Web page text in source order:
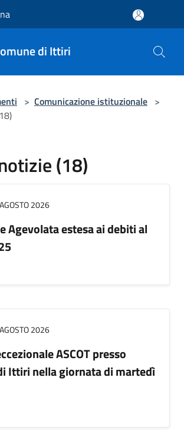
di Ittiri
> Comunicazione istituzionale >
(18)
2026
Agevolata estesa ai debiti al
2026
ASCOT presso
Ittiri nella giornata di martedì